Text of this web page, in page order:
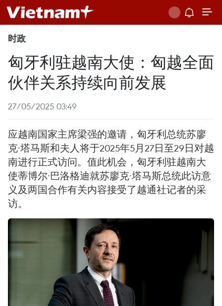
时政
匈牙利驻越南大使：匈越全面
伙伴关系持续向前发展
27/05/2025 03:49
应越南国家主席梁强的邀请，匈牙利总统苏廖
克·塔马斯和夫人将于2025年5月27日至29日对越
南进行正式访问。值此机会，匈牙利驻越南大
使蒂博尔·巴洛格迪就苏廖克·塔马斯总统此访意
义及两国合作有关内容接受了越通社记者的采
访。